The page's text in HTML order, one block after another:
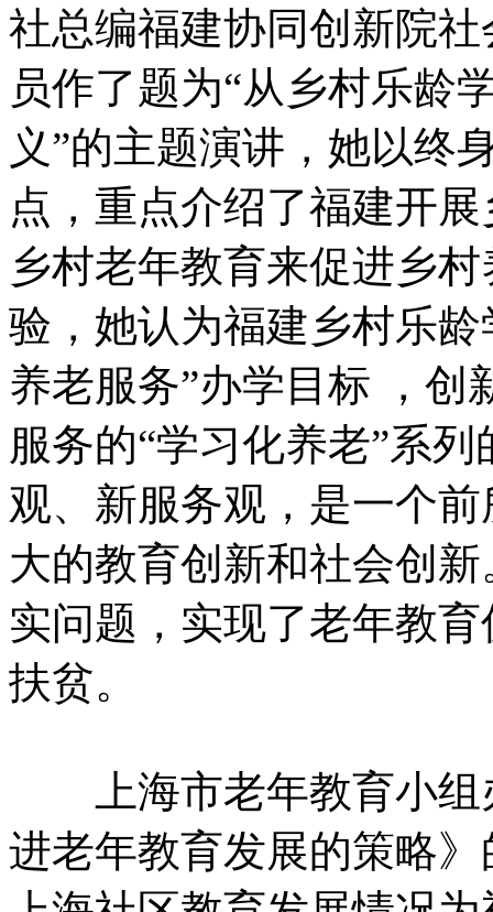
社总编福建协同创新院
员作了题为“从乡村乐龄
义”的主题演讲，她以终
点，重点介绍了福建开
乡村老年教育来促进乡
验，她认为福建乡村乐
养老服务”办学目标 ，创
服务的“学习化养老”系
观、新服务观，是一个
大的教育创新和社会创
实问题，实现了老年教
扶贫。
上海市老年教育小组
进老年教育发展的策略